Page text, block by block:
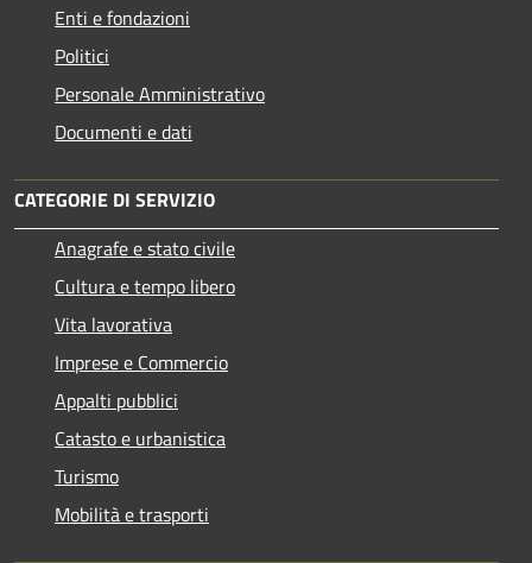
Enti e fondazioni
Politici
Personale Amministrativo
Documenti e dati
CATEGORIE DI SERVIZIO
Anagrafe e stato civile
Cultura e tempo libero
Vita lavorativa
Imprese e Commercio
Appalti pubblici
Catasto e urbanistica
Turismo
Mobilità e trasporti